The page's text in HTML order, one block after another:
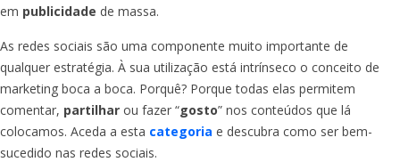
em publicidade de massa.
As redes sociais são uma componente muito importante de
qualquer estratégia. À sua utilização está intrínseco o conceito de
marketing boca a boca. Porquê? Porque todas elas permitem
comentar, partilhar ou fazer “gosto” nos conteúdos que lá
colocamos. Aceda a esta categoria e descubra como ser bem-
sucedido nas redes sociais.